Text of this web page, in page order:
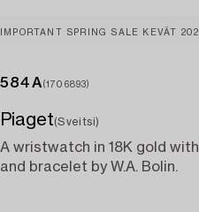
IMPORTANT SPRING SALE KEVÄT
584A (1706893)
Piaget(Sveitsi)
A wristwatch in 18K gold
and bracelet by W.A. Bolin.